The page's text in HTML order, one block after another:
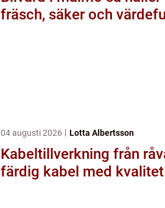
fräsch, säker och värdefull
04 augusti 2026 Lotta Albertsson
Kabeltillverkning från råvara till
färdig kabel med kvalitet